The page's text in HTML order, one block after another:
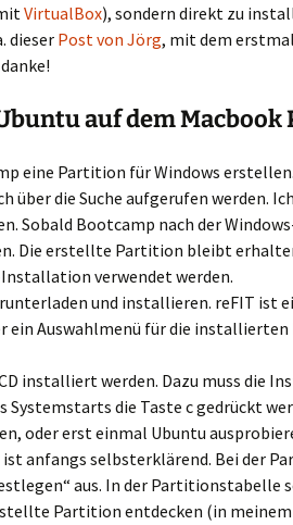
VirtualBox), sondern direkt zu
dieser Post von Jörg, mit dem
auf dem Macbook
eine Partition für Windows
über die Suche aufgerufen werden.
Sobald Bootcamp nach der
Die erstellte Partition bleibt
verwendet werden.
und installieren. reFIT ist
ein Auswahlmenü für die
installiert werden. Dazu muss die
Systemstarts die Taste c gedrückt
oder erst einmal Ubuntu
anfangs selbsterklärend. Bei der
aus. In der Partitionstabelle
Partition entdecken (in meinem